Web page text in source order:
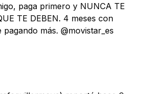
paga primero y NUNCA TE
TE DEBEN. 4 meses con
más. @movistar_es